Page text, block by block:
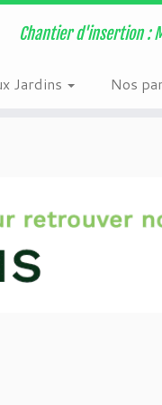
wp-content/
Chantier d'insertion :
Jardins Nos